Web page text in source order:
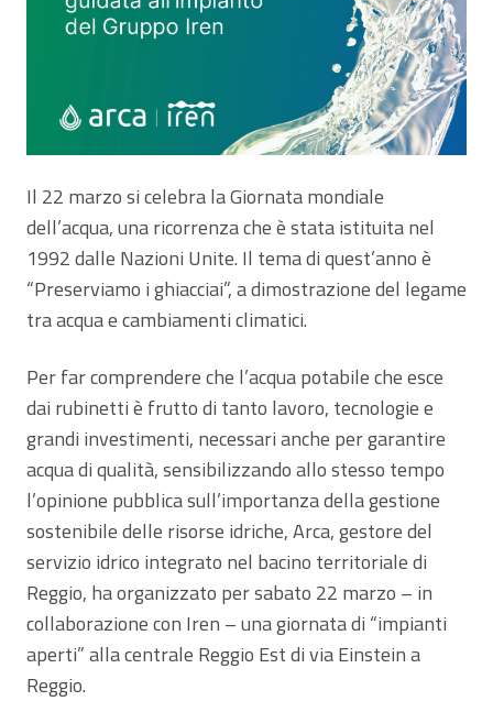
Il 22 marzo si celebra la Giornata mondiale
dell’acqua, una ricorrenza che è stata istituita nel
1992 dalle Nazioni Unite. Il tema di quest’anno è
“Preserviamo i ghiacciai”, a dimostrazione del legame
tra acqua e cambiamenti climatici.
Per far comprendere che l’acqua potabile che esce
dai rubinetti è frutto di tanto lavoro, tecnologie e
grandi investimenti, necessari anche per garantire
acqua di qualità, sensibilizzando allo stesso tempo
l’opinione pubblica sull’importanza della gestione
sostenibile delle risorse idriche, Arca, gestore del
servizio idrico integrato nel bacino territoriale di
Reggio, ha organizzato per sabato 22 marzo – in
collaborazione con Iren – una giornata di “impianti
aperti” alla centrale Reggio Est di via Einstein a
Reggio.